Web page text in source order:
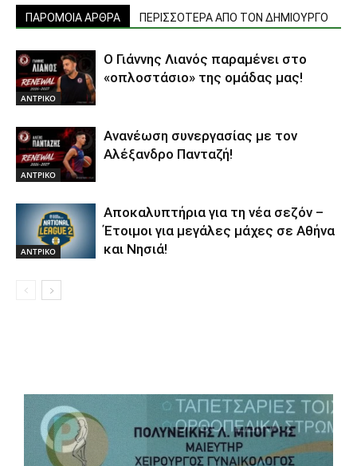
ΠΑΡΟΜΟΙΑ ΑΡΘΡΑ ΠΕΡΙΣΣΟΤΕΡΑ ΑΠΟ ΤΟΝ ΔΗΜΙΟΥΡΓΟ
ΑΝTΡΙΚΟ
Ο Γιάννης Λιανός παραμένει στο
«οπλοστάσιο» της ομάδας μας!
ΑΝTΡΙΚΟ
Ανανέωση συνεργασίας με τον
Αλέξανδρο Πανταζή!
ΑΝTΡΙΚΟ
Αποκαλυπτήρια για τη νέα σεζόν –
Έτοιμοι για μεγάλες μάχες σε Αθήνα
και Νησιά!